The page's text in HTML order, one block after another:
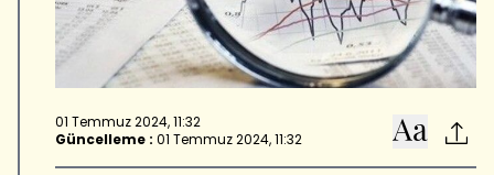
01 Temmuz 2024, 11:32
Güncelleme : 01 Temmuz 2024, 11:32